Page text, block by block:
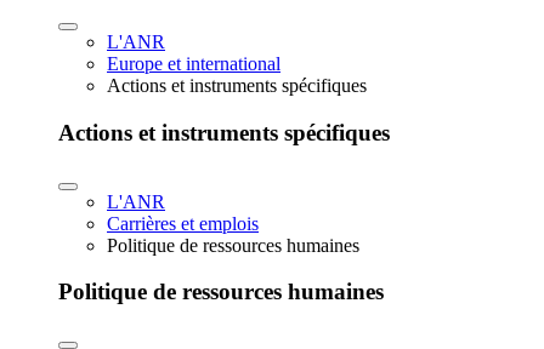
L'ANR
Europe et international
Actions et instruments spécifiques
Actions et instruments spécifiques
L'ANR
Carrières et emplois
Politique de ressources humaines
Politique de ressources humaines